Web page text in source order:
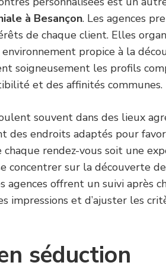
à Besançon. Les agences
de chaque client. Elles
propice à la
soigneusement les profils
et des affinités communes.
souvent dans des lieux
des endroits adaptés pour
rendez-vous soit une
concentrer sur la découverte
agences offrent un suivi après
impressions et d’ajuster les
séduction